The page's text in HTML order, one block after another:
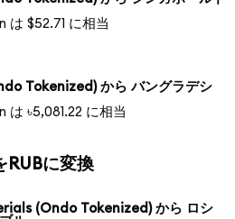
は $52.71 に相当
Tokenized) から バングラデシ
は ৳5,081.22 に相当
RUBに変換
(Ondo Tokenized) から ロシ